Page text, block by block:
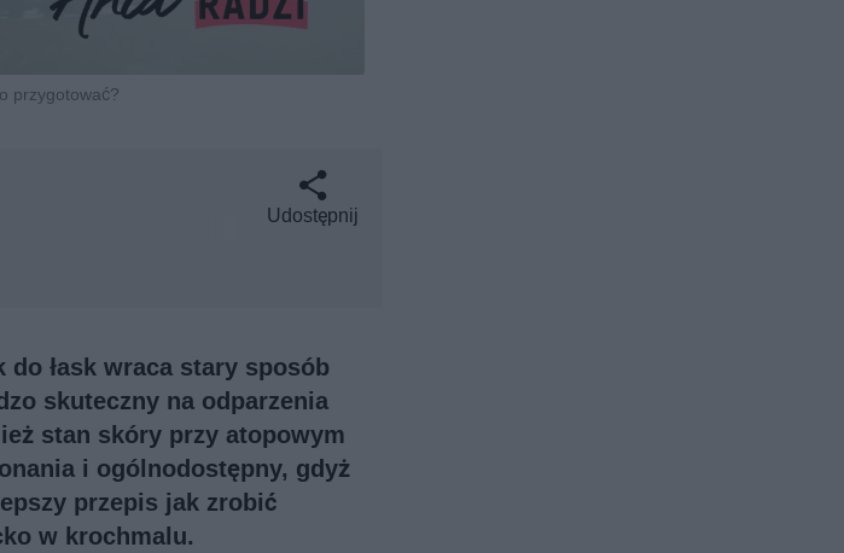
przygotować?
Udostępnij
łask wraca stary sposób
skuteczny na odparzenia
stan skóry przy atopowym
i ogólnodostępny, gdyż
przepis jak zrobić
w krochmalu.